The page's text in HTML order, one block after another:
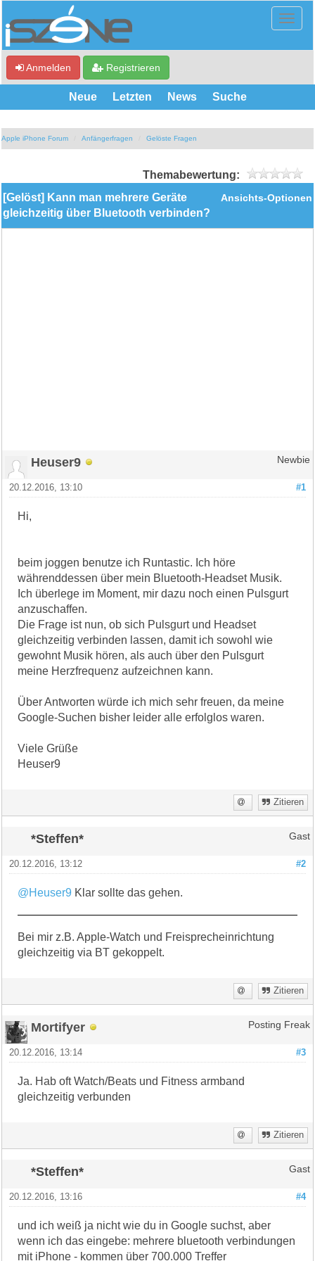
Anmelden Registrieren
Neue Letzten News Suche
Apple iPhone Forum Anfängerfragen Gelöste Fragen
Themabewertung:
Ansichts-Optionen
[Gelöst] Kann man mehrere Geräte
gleichzeitig über Bluetooth verbinden?
Heuser9 Newbie
#1
20.12.2016, 13:10
Hi,
beim joggen benutze ich Runtastic. Ich höre
währenddessen über mein Bluetooth-Headset Musik.
Ich überlege im Moment, mir dazu noch einen Pulsgurt
anzuschaffen.
Die Frage ist nun, ob sich Pulsgurt und Headset
gleichzeitig verbinden lassen, damit ich sowohl wie
gewohnt Musik hören, als auch über den Pulsgurt
meine Herzfrequenz aufzeichnen kann.
Über Antworten würde ich mich sehr freuen, da meine
Google-Suchen bisher leider alle erfolglos waren.
Viele Grüße
Heuser9
Zitieren
*Steffen* Gast
#2
20.12.2016, 13:12
@Heuser9 Klar sollte das gehen.
Bei mir z.B. Apple-Watch und Freisprecheinrichtung
gleichzeitig via BT gekoppelt.
Zitieren
Mortifyer Posting Freak
#3
20.12.2016, 13:14
Ja. Hab oft Watch/Beats und Fitness armband
gleichzeitig verbunden
Zitieren
*Steffen* Gast
#4
20.12.2016, 13:16
und ich weiß ja nicht wie du in Google suchst, aber
wenn ich das eingebe: mehrere bluetooth verbindungen
mit iPhone - kommen über 700.000 Treffer